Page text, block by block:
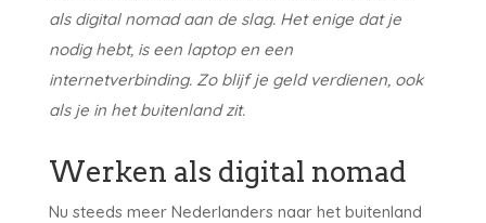
als digital nomad aan de slag. Het enige dat je
nodig hebt, is een laptop en een
internetverbinding. Zo blijf je geld verdienen, ook
als je in het buitenland zit.
Werken als digital nomad
Nu steeds meer Nederlanders naar het buitenland